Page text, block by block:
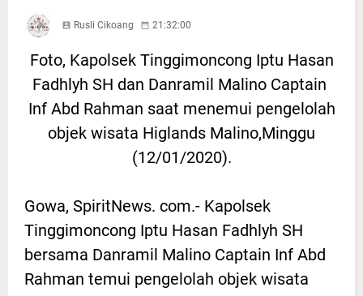
Rusli Cikoang 21:32:00
Foto, Kapolsek Tinggimoncong Iptu Hasan
Fadhlyh SH dan Danramil Malino Captain
Inf Abd Rahman saat menemui pengelolah
objek wisata Higlands Malino,Minggu
(12/01/2020).
Gowa, SpiritNews. com.- Kapolsek
Tinggimoncong Iptu Hasan Fadhlyh SH
bersama Danramil Malino Captain Inf Abd
Rahman temui pengelolah objek wisata